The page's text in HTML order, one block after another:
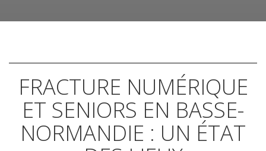
FRACTURE NUMÉRIQUE
ET SENIORS EN BASSE-
NORMANDIE : UN ÉTAT